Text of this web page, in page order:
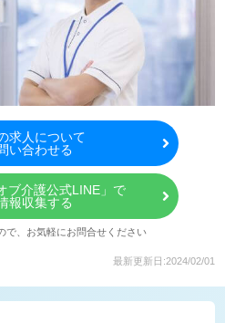
求人について
い合わせる
ブ介護公式LINE」で
報収集する
で、お気軽にお問合せください
最新更新日:2024/02/01